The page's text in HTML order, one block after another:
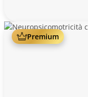
Premium